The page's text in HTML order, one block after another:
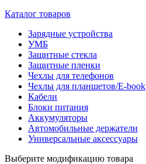
Каталог товаров
Зарядные устройства
УМБ
Защитные стекла
Защитные пленки
Чехлы для телефонов
Чехлы для планшетов/E-book
Кабели
Блоки питания
Аккумуляторы
Автомобильные держатели
Универсальные аксессуары
Выберите модификацию товара